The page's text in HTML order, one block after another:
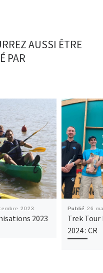
AUSSI ÊTRE
PAR
2023
2023
Publié 26
Trek Tour
2024 : CR